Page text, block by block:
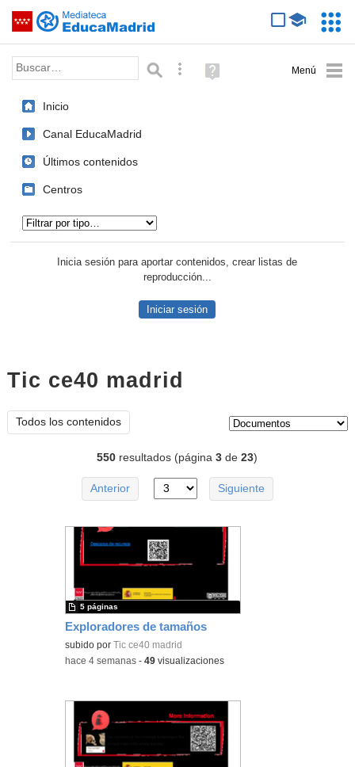
Saltar navegación
Palabra o frase: Búsqueda avanzada
Ayuda
(en
Inicio
Canal EducaMadrid
Últimos contenidos
Centros
Inicia sesión para aportar contenidos, crear listas de
reproducción...
Iniciar sesión
Tic ce40 madrid
Todos los contenidos
550 resultados (página3 de23)
Anterior Siguiente
Exploradores de tamaños
subido por Tic ce40 madrid
5 páginas
-hace 4 semanas -49 visualizaciones